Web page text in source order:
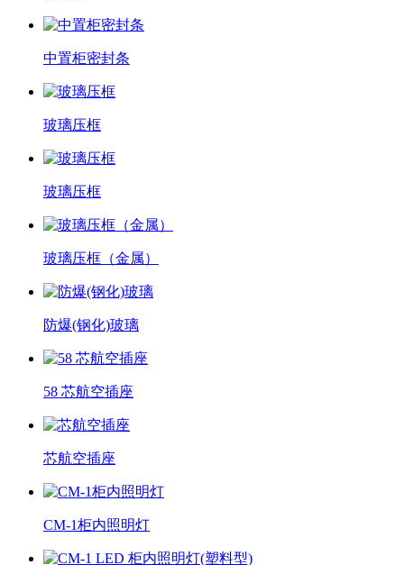
中置柜密封条
玻璃压框
玻璃压框
玻璃压框（金属）
防爆(钢化)玻璃
58 芯航空插座
芯航空插座
CM-1柜内照明灯